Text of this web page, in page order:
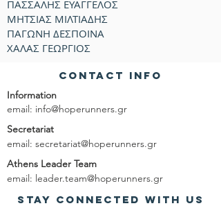
ΠΑΣΣΑΛΗΣ ΕΥΑΓΓΕΛΟΣ
ΜΗΤΣΙΑΣ ΜΙΛΤΙΑΔΗΣ
ΠΑΓΩΝΗ ΔΕΣΠΟΙΝΑ
ΧΑΛΑΣ ΓΕΩΡΓΙΟΣ
Contact Info
Information
email: info@hoperunners.gr
Secretariat
email: secretariat@hoperunners.gr
Athens Leader Team
email: leader.team@hoperunners.gr
Stay Connected with us